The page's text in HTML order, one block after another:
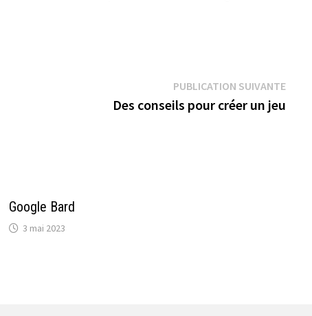
PUBLICATION SUIVANTE
Des conseils pour créer un jeu
Google Bard
3 mai 2023